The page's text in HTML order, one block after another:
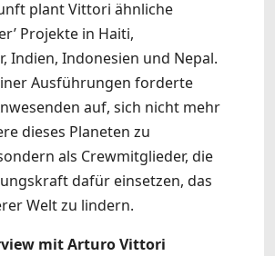
plant Vittori ähnliche
Projekte in Haiti,
Indien, Indonesien und Nepal.
Ausführungen forderte
auf, sich nicht mehr
dieses Planeten zu
als Crewmitglieder, die
dafür einsetzen, das
Welt zu lindern.
mit Arturo Vittori